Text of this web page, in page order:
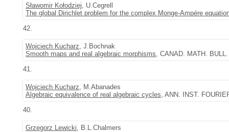
Sławomir Kołodziej, U.Cegrell
The global Dirichlet problem for the complex Monge-Ampére
42.
Wojciech Kucharz, J.Bochnak
Smooth maps and real algebraic morphisms, CANAD. MATH.
41.
Wojciech Kucharz, M.Abanades
Algebraic equivalence of real algebraic cycles, ANN. INST.
40.
Grzegorz Lewicki, B.L.Chalmers